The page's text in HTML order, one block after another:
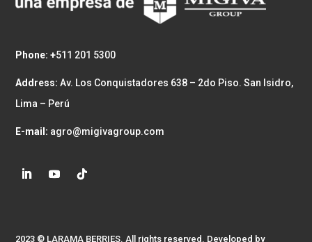
Phone: +511 201 5300
Address:Av. Los Conquistadores 638 – 2do Piso. San Isidro,
Lima – Perú
E-mail: agro@migivagroup.com
2023 © LARAMA BERRIES. All rights reserved. Developed by